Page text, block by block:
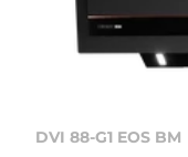
DVI 88-G1 EOS BM